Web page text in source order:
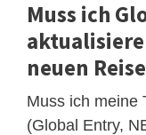
Muss ich
neuen
Muss ich meine
(Global Entry,